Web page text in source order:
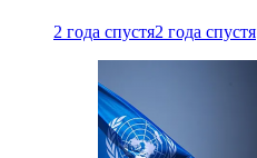
2 года спустя2 года спустя